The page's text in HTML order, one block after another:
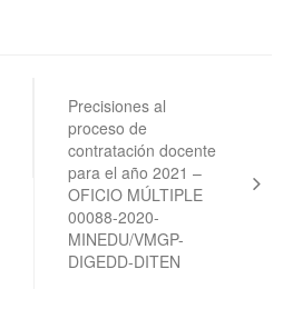
Precisiones al
proceso de
contratación docente
para el año 2021 –
OFICIO MÚLTIPLE
00088-2020-
MINEDU/VMGP-
DIGEDD-DITEN